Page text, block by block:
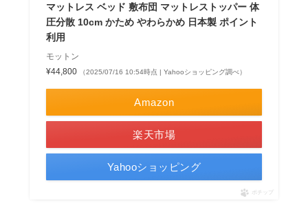
マットレス ベッド 敷布団 マットレストッパー 体
圧分散 10cm かため やわらかめ 日本製 ポイント
利用
モットン
¥44,800
（2025/07/16 10:54時点 | Yahooショッピング調べ）
Amazon
楽天市場
Yahooショッピング
ポチップ